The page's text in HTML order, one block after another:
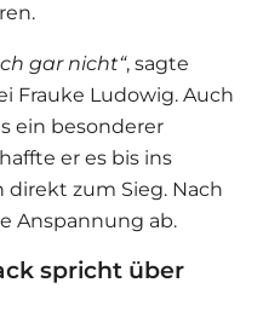
gar nicht“, sagte
Frauke Ludowig. Auch
ein besonderer
er es bis ins
direkt zum Sieg. Nach
Anspannung ab.
spricht über